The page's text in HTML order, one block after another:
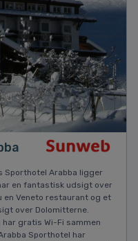
Sporthotel Arabba ligger
en fantastisk udsigt over
en Veneto restaurant og et
over Dolomitterne.
gratis Wi-Fi sammen
Sporthotel har